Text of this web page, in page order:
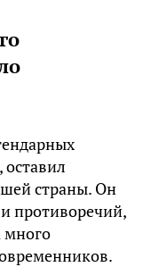
страны. Он
противоречий,
много